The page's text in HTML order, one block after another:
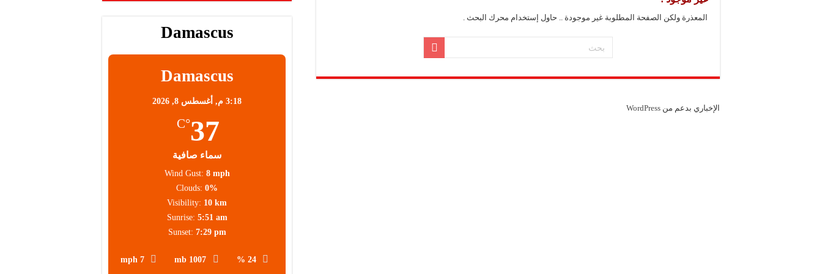
مجموعة “العملاق” الصناعية: نسعى لتعزيز حضور منتجاتنا في السوق السورية وتقديم منتجات ذات قيمة وجودة عالية
شركة “دلجين قلب الحياة”: معرض كيم إكسبو فرصة للتعريف بالمنتجات الطبيعية والوصول إلى شريحة أوسع من العملاء
المعذرة ولكن الصفحة المطلوبة غير موجودة .. حاول إستخدام محرك البحث .
Damascus
Damascus
3:18 م, أغسطس 8, 2026
37
°C
سماء صافية
24 %
1007 mb
7 mph
Wind Gust: 8 mph
Clouds: 0%
Visibility: 10 km
Sunrise: 5:51 am
Sunset: 7:29 pm
الإخباري بدعم من WordPress